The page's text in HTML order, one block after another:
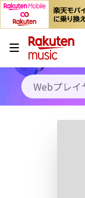
キャンペ
料金プラン
使い方